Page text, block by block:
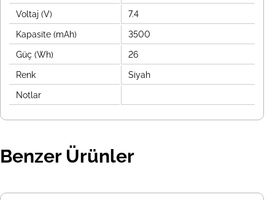
Voltaj (V) 7.4
Kapasite (mAh) 3500
Güç (Wh) 26
Renk Siyah
Notlar
Benzer Ürünler